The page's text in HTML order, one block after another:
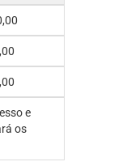
e
os